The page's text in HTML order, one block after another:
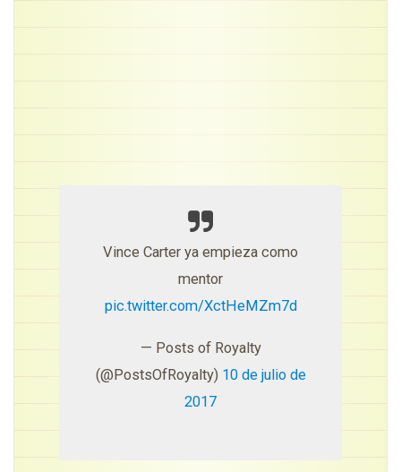
Vince Carter ya empieza como
mentor
pic.twitter.com/XctHeMZm7d
— Posts of Royalty
(@PostsOfRoyalty) 10 de julio de
2017